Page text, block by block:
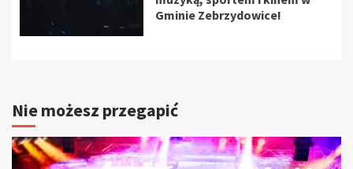
Gminie Zebrzydowice!
Nie możesz przegapić